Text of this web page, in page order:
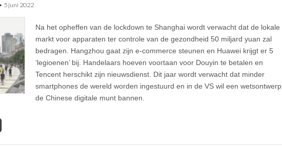
• 5 juni 2022
Na het opheffen van de lockdown te Shanghai wordt verwacht dat de lokale
markt voor apparaten ter controle van de gezondheid 50 miljard yuan zal
bedragen. Hangzhou gaat zijn e-commerce steunen en Huawei krijgt er 5
‘legioenen’ bij. Handelaars hoeven voortaan voor Douyin te betalen en
Tencent herschikt zijn nieuwsdienst. Dit jaar wordt verwacht dat minder
smartphones de wereld worden ingestuurd en in de VS wil een wetsontwerp
de Chinese digitale munt bannen.